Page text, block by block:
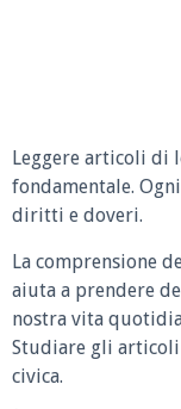
Leggere articoli di
fondamentale.
diritti e doveri.
La comprensione
aiuta a prendere
nostra vita
Studiare gli articoli
civica.